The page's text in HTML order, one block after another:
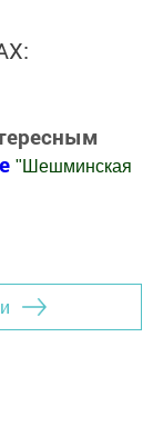
" Шешминская